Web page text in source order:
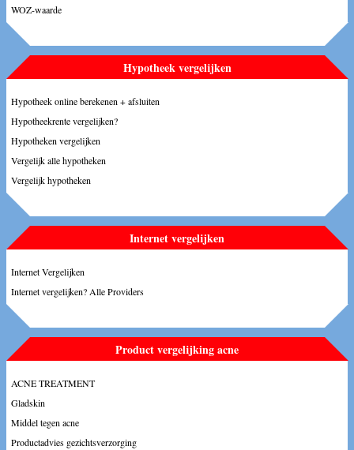
WOZ-waarde
Hypotheek vergelijken
Hypotheek online berekenen + afsluiten
Hypotheekrente vergelijken?
Hypotheken vergelijken
Vergelijk alle hypotheken
Vergelijk hypotheken
Internet vergelijken
Internet Vergelijken
Internet vergelijken? Alle Providers
Product vergelijking acne
ACNE TREATMENT
Gladskin
Middel tegen acne
Productadvies gezichtsverzorging